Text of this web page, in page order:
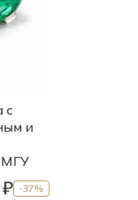
с
и
МГУ
-37%